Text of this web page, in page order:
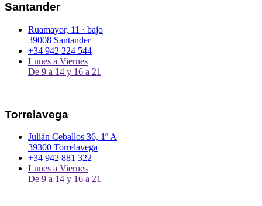
Santander
Ruamayor, 11 · bajo
39008 Santander
+34 942 224 544
Lunes a Viernes
De 9 a 14 y 16 a 21
Torrelavega
Julián Ceballos 36, 1º A
39300 Torrelavega
+34 942 881 322
Lunes a Viernes
De 9 a 14 y 16 a 21